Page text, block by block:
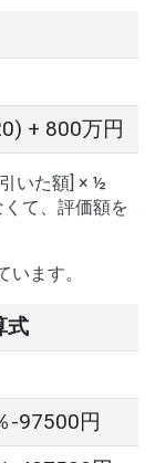
+ 800万円
いた額] × ½
て、評価額を
ます。
式
-97500円